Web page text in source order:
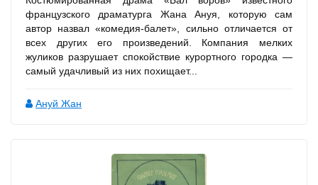
французского драматурга Жана Ануя, которую сам
автор назвал «комедия-балет», сильно отличается от
всех других его произведений. Компания мелких
жуликов разрушает спокойствие курортного городка —
самый удачливый из них похищает...
Ануй Жан